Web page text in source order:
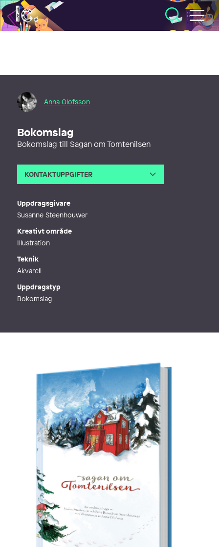
Illustratörcentrum
Anna Olofsson
Bokomslag
Bokomslag till Sagan om Tomtenilsen
KONTAKTUPPGIFTER
Uppdragsgivare
Susanne Steenhouwer
Kreativt område
Illustration
Teknik
Akvarell
Uppdragstyp
Bokomslag